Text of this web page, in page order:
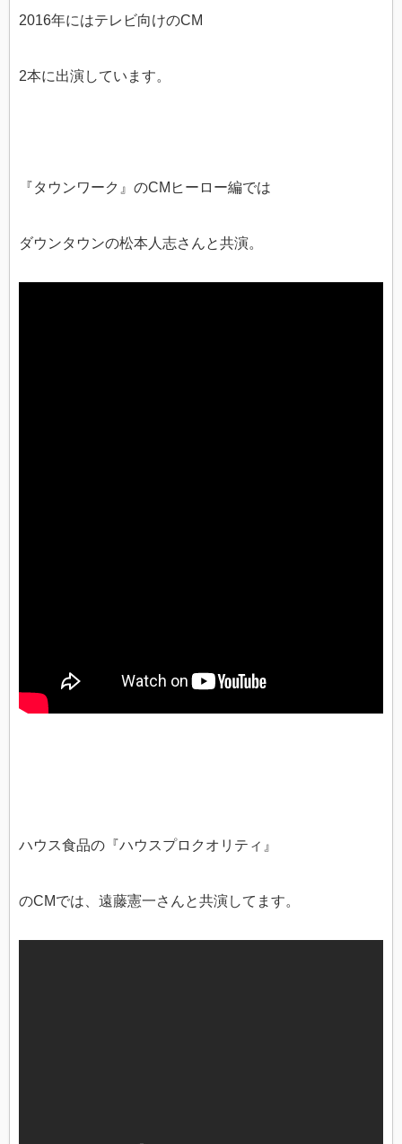
2016年にはテレビ向けのCM
2本に出演しています。
『タウンワーク』のCMヒーロー編では
ダウンタウンの松本人志さんと共演。
ハウス食品の『ハウスプロクオリティ』
のCMでは、遠藤憲一さんと共演してます。